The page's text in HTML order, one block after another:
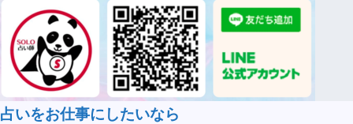
占いをお仕事にしたいなら